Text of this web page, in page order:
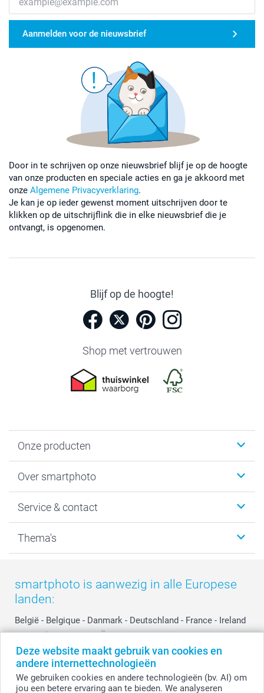
Deze website maakt gebruik van cookies en
andere internettechnologieën
We gebruiken cookies en andere technologieën (bv. AI) om
jou een betere ervaring aan te bieden. We analyseren
Aanmelden voor de nieuwsbrief
Door in te schrijven op onze nieuwsbrief blijf je op de hoogte
van onze producten en speciale acties en ga je akkoord met
onze Algemene Privacyverklaring.
Je kan je op ieder gewenst moment uitschrijven door te
klikken op de uitschrijflink die in elke nieuwsbrief die je
ontvangt, is opgenomen.
Blijf op de hoogte!
Shop met vertrouwen
Onze producten
Fotoboeken
Fotocadeaus
Kaarten
Over smartphoto
Vacatures
Bestelproces
Privacy
Cookiebeleid
Reviews
Prijslijst
Investor Relations
Service & contact
Tevredenheidsgarantie
smartbonus
smartfriends
service@smartphoto.nl
Affiliate partnerprogramma
Partnerships
Influencer partnerprogramma
Thema's
Moederdag
Vaderdag
Huwelijk
smartphoto is aanwezig in alle Europese
landen:
België - Belgique - Danmark - Deutschland - France - Ireland
- Nederland - Norge - Österreich - Schweiz - Suisse -
Switzerland - Suomi - Sverige - United Kingdom -
Other Countries